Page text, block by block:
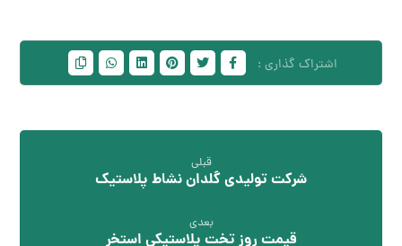
قبلی
شرکت تولیدی گلدان نشاط پلاستیک
بعدی
قیمت روز تخت پلاستیکی استخر